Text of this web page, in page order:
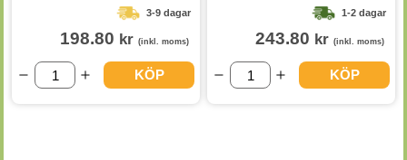
3-9 dagar
198.80 kr (inkl. moms)
KÖP
1-2 dagar
243.80 kr (inkl. moms)
KÖP